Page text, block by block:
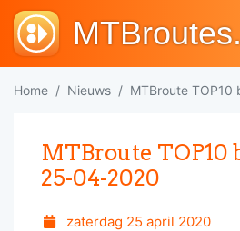
Home Nieuws MTBroute
MTBroute TOP10
25-04-2020
zaterdag 25 april 2020